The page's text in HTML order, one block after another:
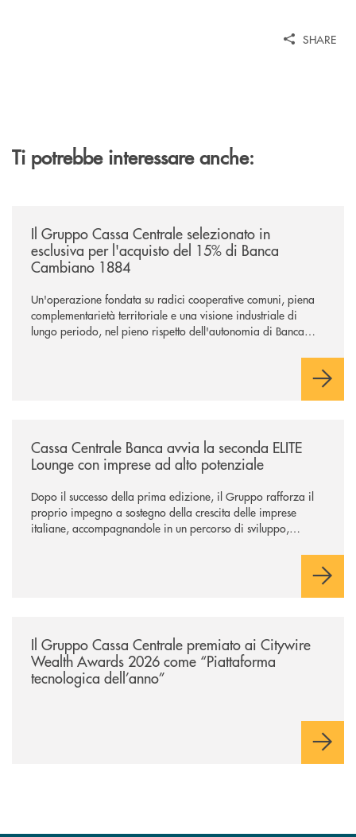
SHARE
Ti potrebbe interessare anche:
Il Gruppo Cassa Centrale selezionato in
esclusiva per l'acquisto del 15% di Banca
Cambiano 1884
Un'operazione fondata su radici cooperative comuni, piena
complementarietà territoriale e una visione industriale di
lungo periodo, nel pieno rispetto dell'autonomia di Banca
negoziazione esclusiva per la finalizzazione dell’operazione.
Cassa Centrale Banca avvia la seconda ELITE
Lounge con imprese ad alto potenziale
Dopo il successo della prima edizione, il Gruppo rafforza il
proprio impegno a sostegno della crescita delle imprese
italiane, accompagnandole in un percorso di sviluppo,
Il Gruppo Cassa Centrale premiato ai Citywire
Wealth Awards 2026 come “Piattaforma
tecnologica dell’anno”